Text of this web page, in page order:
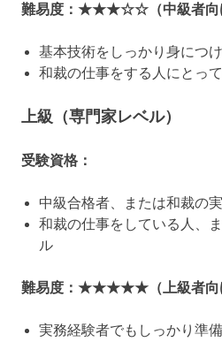
難易度：★★★☆☆（中級者向
基本技術をしっかり身につ
和裁の仕事をする人にとっ
上級（専門家レベル）
受験資格：
中級合格者、または和裁の
和裁の仕事をしている人、
ル
難易度：★★★★★（上級者向
実務経験者でもしっかり準